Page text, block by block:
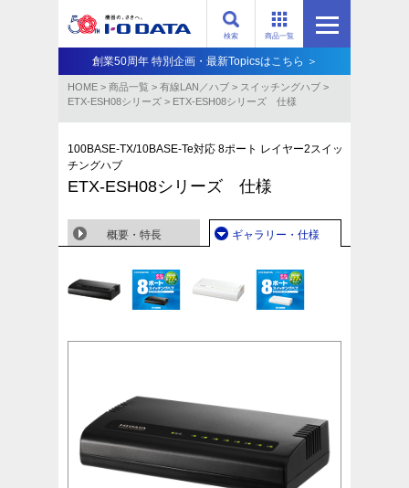
商品一覧
検索
創業50周年 特別企画・最新Topicsはこちら ＞
HOME > 商品一覧 > 有線LAN／ハブ > スイッチングハブ >
ETX-ESH08シリーズ > ETX-ESH08シリーズ 仕様
100BASE-TX/10BASE-Te対応 8ポート レイヤー2スイッ
チングハブ
ETX-ESH08シリーズ 仕様
概要・特長 ギャラリー・仕様